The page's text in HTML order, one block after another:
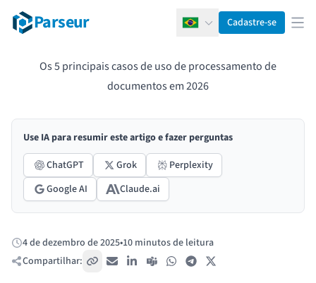
Parseur PortuguêsCadastre-se
Os 5 principais casos de uso de processamento de
documentos em 2026
Use IA para resumir este artigo e fazer perguntas
ChatGPT
Grok
Perplexity
Google AI
Claude.ai
Publicado:
4 de dezembro de 2025•10 minutos de leitura
Compartilhar:
Copiar link
E-mail LinkedIn
Teams WhatsAppTelegram